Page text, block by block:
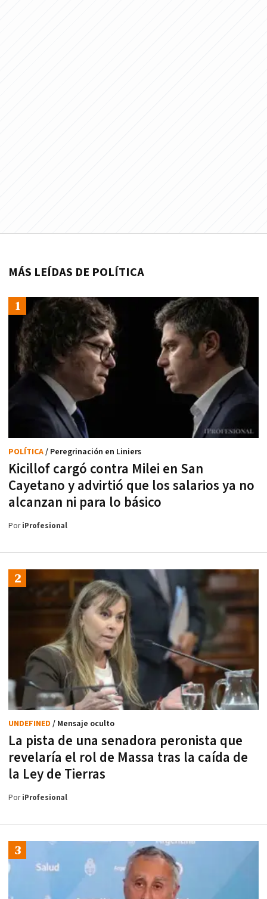
MÁS LEÍDAS DE POLÍTICA
Kicillof cargó contra Milei en San
Cayetano y advirtió que los salarios ya no
alcanzan ni para lo básico
POLÍTICA/ Peregrinación en Liniers
PoriProfesional
La pista de una senadora peronista que
revelaría el rol de Massa tras la caída de
la Ley de Tierras
UNDEFINED / Mensaje oculto
PoriProfesional